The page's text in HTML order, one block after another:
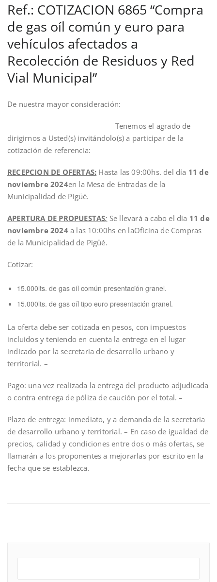
Ref.: COTIZACION 6865 “Compra
de gas oíl común y euro para
vehículos afectados a
Recolección de Residuos y Red
Vial Municipal”
De nuestra mayor consideración:
Tenemos el agrado de
dirigirnos a Usted(s) invitándolo(s) a participar de la
cotización de referencia:
RECEPCION DE OFERTAS: Hasta las 09:00hs. del día 11 de
noviembre 2024en la Mesa de Entradas de la
Municipalidad de Pigüé.
APERTURA DE PROPUESTAS: Se llevará a cabo el día 11 de
noviembre 2024 a las 10:00hs en laOficina de Compras
de la Municipalidad de Pigüé.
Cotizar:
15.000lts. de gas oíl común presentación granel.
15.000lts. de gas oíl tipo euro presentación granel.
La oferta debe ser cotizada en pesos, con impuestos
incluidos y teniendo en cuenta la entrega en el lugar
indicado por la secretaria de desarrollo urbano y
territorial. –
Pago: una vez realizada la entrega del producto adjudicada
o contra entrega de póliza de caución por el total. –
Plazo de entrega: inmediato, y a demanda de la secretaria
de desarrollo urbano y territorial. – En caso de igualdad de
precios, calidad y condiciones entre dos o más ofertas, se
llamarán a los proponentes a mejorarlas por escrito en la
fecha que se establezca.